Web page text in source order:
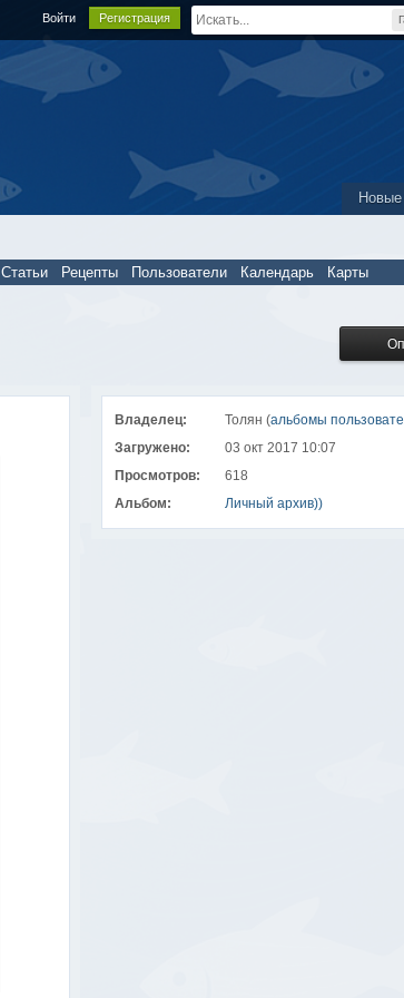
Войти Регистрация
Новые
Статьи Рецепты Пользователи Календарь Карты
Владелец: Толян (альбомы
Загружено:
03 окт 2017 10:07
Просмотров:
618
Альбом:
Личный архив))